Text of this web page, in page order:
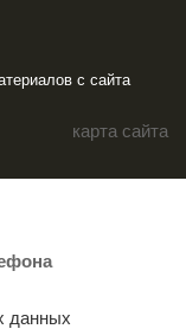
с сайта
карта сайта
данных